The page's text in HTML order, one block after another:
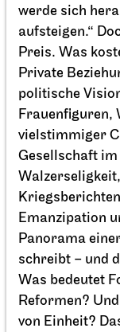
werde sich
aufsteigen.“
Preis. Was
Private
politische
Frauenfiguren,
vielstimmiger
Gesellschaft
Emanzipation
Panorama
schreibt – und
Was bedeutet
Reformen?
von Einheit?
19:00
Sa, 17.04.2027